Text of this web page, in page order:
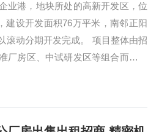
业港，地块所处的高新开发区，位
建设开发面积76万平米，南邻正阳
滚动分期开发完成。 项目整体由招
房区、中试研发区等组合而成，